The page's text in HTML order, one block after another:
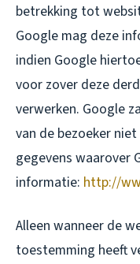
betrekking tot
Google mag deze
indien Google
voor zover deze
verwerken. Google
van de bezoeker
gegevens waarover
informatie: http://
Alleen wanneer de
toestemming heeft